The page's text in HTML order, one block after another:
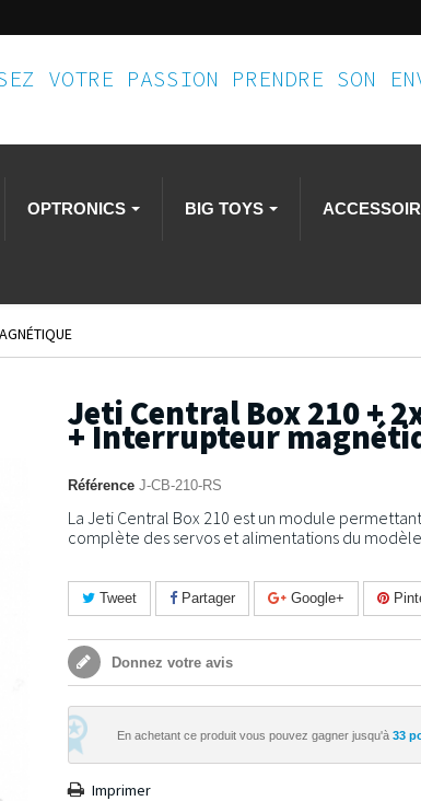
VOTRE PASSION PRENDRE SON
OPTRONICS BIG TOYS
Jeti Central Box 210 +
+ Interrupteur
Référence J-CB-210-RS
La Jeti Central Box 210 est un module
complète des servos et alimentations du
Tweet Partager Google+
Donnez votre avis
En achetant ce produit vous pouvez gagner jusqu'à 33
Imprimer